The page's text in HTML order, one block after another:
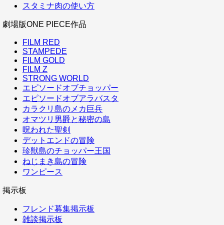
スタミナ肉の使い方
劇場版ONE PIECE作品
FILM RED
STAMPEDE
FILM GOLD
FILM Z
STRONG WORLD
エピソードオブチョッパー
エピソードオブアラバスタ
カラクリ島のメカ巨兵
オマツリ男爵と秘密の島
呪われた聖剣
デットエンドの冒険
珍獣島のチョッパー王国
ねじまき島の冒険
ワンピース
掲示板
フレンド募集掲示板
雑談掲示板